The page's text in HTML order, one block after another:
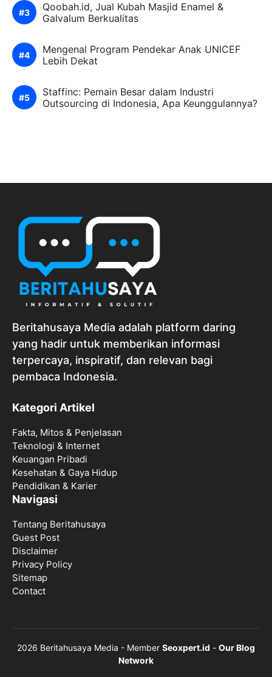
Qoobah.id, Jual Kubah Masjid Enamel &
Galvalum Berkualitas
Mengenal Program Pendekar Anak UNICEF
Lebih Dekat
Staffinc: Pemain Besar dalam Industri
Outsourcing di Indonesia, Apa Keunggulannya?
Beritahusaya Media adalah platform daring
yang hadir untuk memberikan informasi
terpercaya, inspiratif, dan relevan bagi
pembaca Indonesia.
Kategori Artikel
Fakta, Mitos & Penjelasan
Teknologi & Internet
Keuangan Pribadi
Kesehatan & Gaya Hidup
Pendidikan & Karier
Navigasi
Tentang Beritahusaya
Guest Post
Disclaimer
Privacy Policy
Sitemap
Contact
2026 Beritahusaya Media - Member Seoxpert.id - Our Blog
Network